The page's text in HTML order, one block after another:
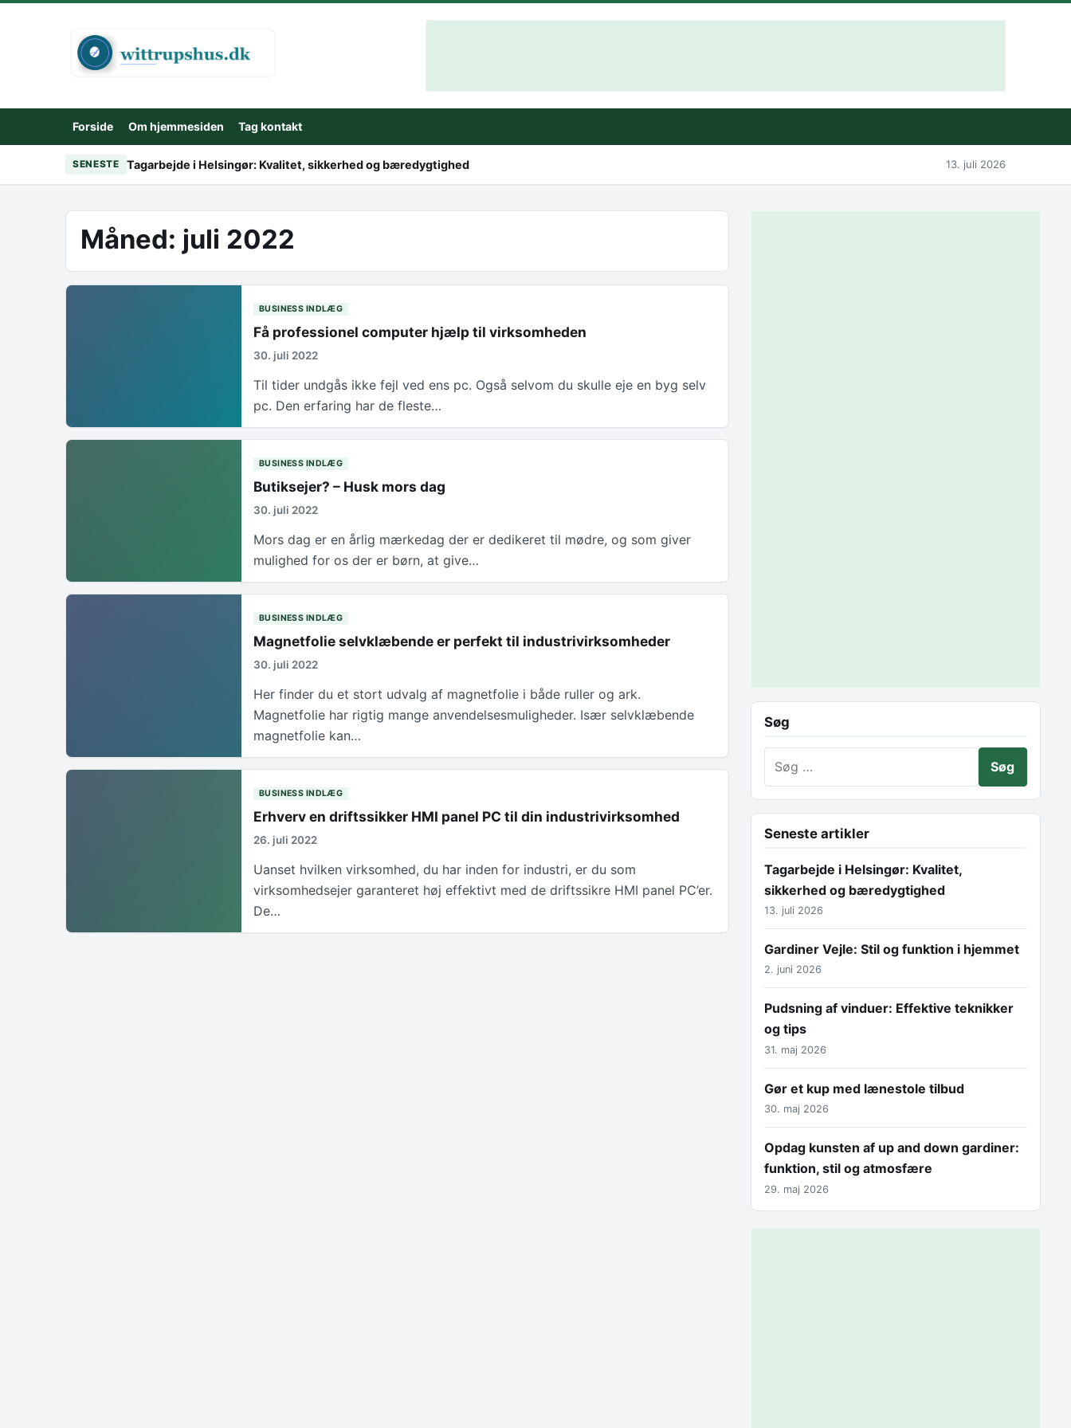
Forside Om hjemmesiden Tag kontakt
SENESTE Tagarbejde i Helsingør: Kvalitet, sikkerhed og bæredygtighed 13. juli 2026
Måned: juli 2022
BUSINESS INDLÆG
Få professionel computer hjælp til virksomheden
30. juli 2022
Til tider undgås ikke fejl ved ens pc. Også selvom du skulle eje en byg selv
pc. Den erfaring har de fleste…
BUSINESS INDLÆG
Butiksejer? – Husk mors dag
30. juli 2022
Mors dag er en årlig mærkedag der er dedikeret til mødre, og som giver
mulighed for os der er børn, at give…
BUSINESS INDLÆG
Magnetfolie selvklæbende er perfekt til industrivirksomheder
30. juli 2022
Her finder du et stort udvalg af magnetfolie i både ruller og ark.
Magnetfolie har rigtig mange anvendelsesmuligheder. Især selvklæbende
magnetfolie kan…
BUSINESS INDLÆG
Erhverv en driftssikker HMI panel PC til din industrivirksomhed
26. juli 2022
Uanset hvilken virksomhed, du har inden for industri, er du som
virksomhedsejer garanteret høj effektivt med de driftssikre HMI panel PC’er.
De…
Søg
Seneste artikler
Tagarbejde i Helsingør: Kvalitet,
sikkerhed og bæredygtighed
13. juli 2026
Gardiner Vejle: Stil og funktion i hjemmet
2. juni 2026
Pudsning af vinduer: Effektive teknikker
og tips
31. maj 2026
Gør et kup med lænestole tilbud
30. maj 2026
Opdag kunsten af up and down gardiner:
funktion, stil og atmosfære
29. maj 2026